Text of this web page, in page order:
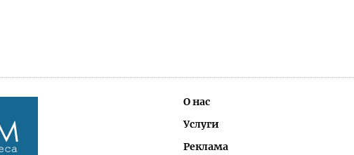
О нас
Услуги
Реклама